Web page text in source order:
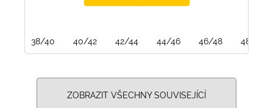
38/40 40/42 42/44 44/46 46/48 48/50
ZOBRAZIT VŠECHNY SOUVISEJÍCÍ